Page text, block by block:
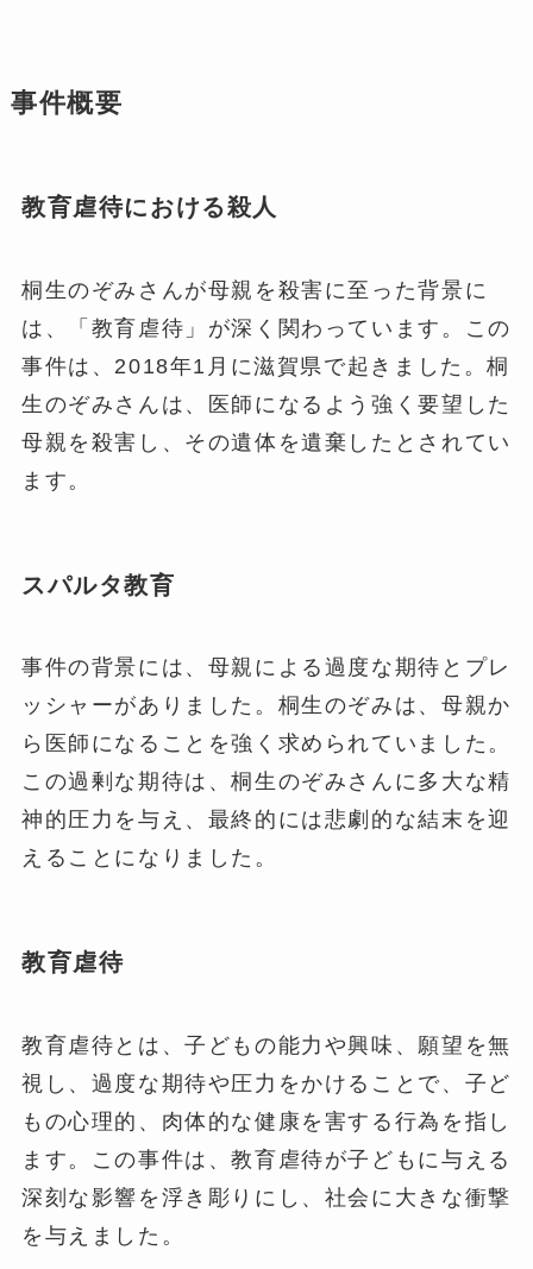
事件概要
教育虐待における殺人
桐生のぞみさんが母親を殺害に至った背景に
は、「教育虐待」が深く関わっています。この
事件は、2018年1月に滋賀県で起きました。桐
生のぞみさんは、医師になるよう強く要望した
母親を殺害し、その遺体を遺棄したとされてい
ます。
スパルタ教育
事件の背景には、母親による過度な期待とプレ
ッシャーがありました。桐生のぞみは、母親か
ら医師になることを強く求められていました。
この過剰な期待は、桐生のぞみさんに多大な精
神的圧力を与え、最終的には悲劇的な結末を迎
えることになりました。
教育虐待
教育虐待とは、子どもの能力や興味、願望を無
視し、過度な期待や圧力をかけることで、子ど
もの心理的、肉体的な健康を害する行為を指し
ます。この事件は、教育虐待が子どもに与える
深刻な影響を浮き彫りにし、社会に大きな衝撃
を与えました。